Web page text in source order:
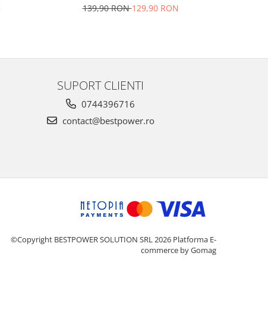
139,90 RON129,90 RON
SUPORT CLIENTI
0744396716
contact@bestpower.ro
©Copyright BESTPOWER SOLUTION SRL 2026 Platforma E-
commerce by Gomag